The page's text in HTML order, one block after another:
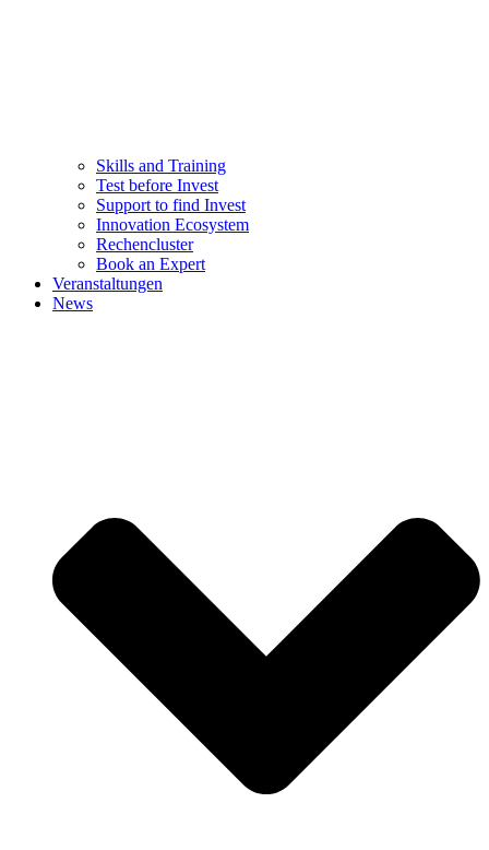
Skills and Training
Test before Invest
Support to find Invest
Innovation Ecosystem
Rechencluster​
Book an Expert
Veranstaltungen
News